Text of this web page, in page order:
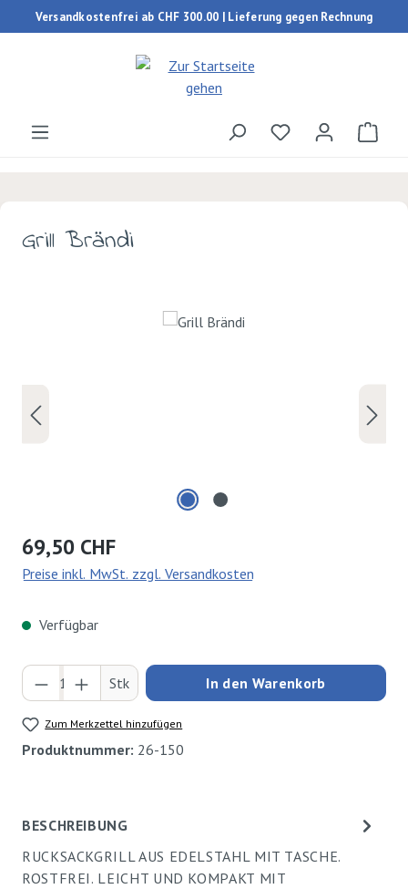
Zum Hauptinhalt springen
Versandkostenfrei ab CHF 300.00 | Lieferung gegen Rechnung
Du hast 0
Grill Brändi
Bildergalerie überspringen
Regulärer Preis:
69,50 CHF
Preise inkl. MwSt. zzgl. Versandkosten
Verfügbar
Produkt Anzahl: Gib den gewünschten Wert
Stk In den Warenkorb
Zum Merkzettel hinzufügen
Produktnummer: 26-150
BESCHREIBUNG
RUCKSACKGRILL AUS EDELSTAHL MIT TASCHE.
ROSTFREI. LEICHT UND KOMPAKT MIT